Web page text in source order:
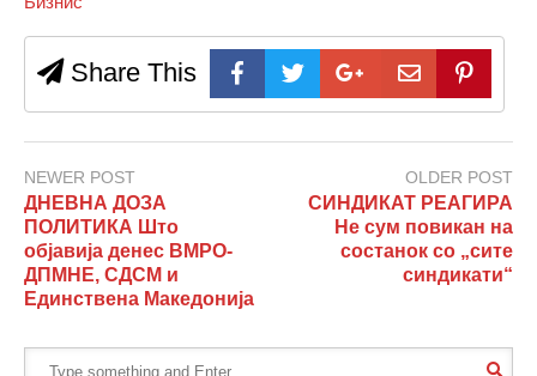
Share This
NEWER POST
ДНЕВНА ДОЗА
ПОЛИТИКА Што
објавија денес ВМРО-
ДПМНЕ, СДСМ и
Единствена Македонија
OLDER POST
СИНДИКАТ РЕАГИРА
Не сум повикан на
состанок со „сите
синдикати“